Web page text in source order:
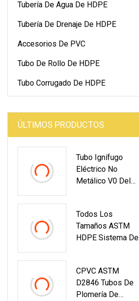
Tubería De Agua De HDPE
Tubería De Drenaje De HDPE
Accesorios De PVC
Tubo De Rollo De HDPE
Tubo Corrugado De HDPE
ÚLTIMOS PRODUCTOS
Tubo Ignífugo
Eléctrico No
Metálico V0 Del
Para El Cable De
Cableado
Todos Los
Tamaños ASTM
HDPE Sistema De
CPVC ASTM
D2846 Tubos De
Plomería De